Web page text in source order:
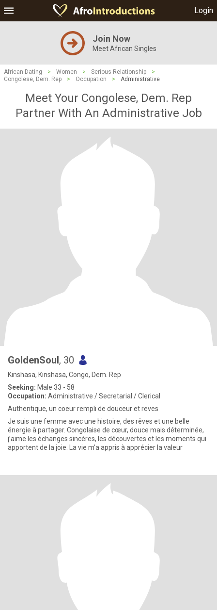
Login
Join Now
Meet African Singles
African Dating > Women > Serious Relationship
>
Congolese, Dem. Rep
> Occupation > Administrative
Meet Your Congolese, Dem. Rep
Partner With An Administrative Job
GoldenSoul, 30
Kinshasa, Kinshasa, Congo, Dem. Rep
Seeking: Male 33 - 58
Occupation: Administrative / Secretarial / Clerical
Authentique, un coeur rempli de douceur et reves
Je suis une femme avec une histoire, des rêves et une belle
énergie à partager. Congolaise de cœur, douce mais déterminée,
j’aime les échanges sincères, les découvertes et les moments qui
apportent de la joie. La vie m’a appris à apprécier la valeur